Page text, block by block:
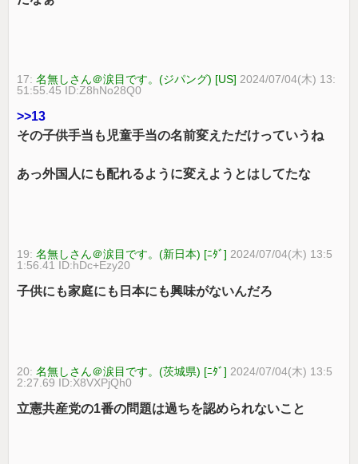
17:名無しさん＠涙目です。(ジパング) [US] 2024/07/04(木) 13:
51:55.45 ID:Z8hNo28Q0
>>13
その子供手当も児童手当の名前変えただけっていうね
あっ外国人にも配れるように変えようとはしてたな
19:名無しさん＠涙目です。(新日本) [ﾆﾀﾞ] 2024/07/04(木) 13:5
1:56.41 ID:hDc+Ezy20
子供にも家庭にも日本にも興味がないんだろ
20:名無しさん＠涙目です。(茨城県) [ﾆﾀﾞ] 2024/07/04(木) 13:5
2:27.69 ID:X8VXPjQh0
立憲共産党の1番の問題は過ちを認められないこと